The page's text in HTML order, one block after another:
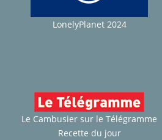
LonelyPlanet 2024
Le Cambusier sur le Télégramme
Recette du jour